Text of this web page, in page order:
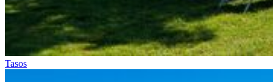
Tasos